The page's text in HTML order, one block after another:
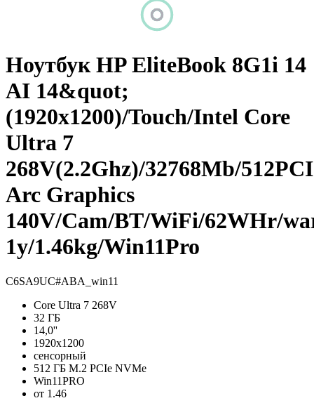
Ноутбук HP EliteBook 8G1i 14
AI 14&quot;
(1920x1200)/Touch/Intel Core
Ultra 7
268V(2.2Ghz)/32768Mb/
Arc Graphics
140V/Cam/BT/WiFi/62WHr/
1y/1.46kg/Win11Pro
C6SA9UC#ABA_win11
Core Ultra 7 268V
32 ГБ
14,0''
1920x1200
сенсорный
512 ГБ M.2 PCIe NVMe
Win11PRO
от 1.46